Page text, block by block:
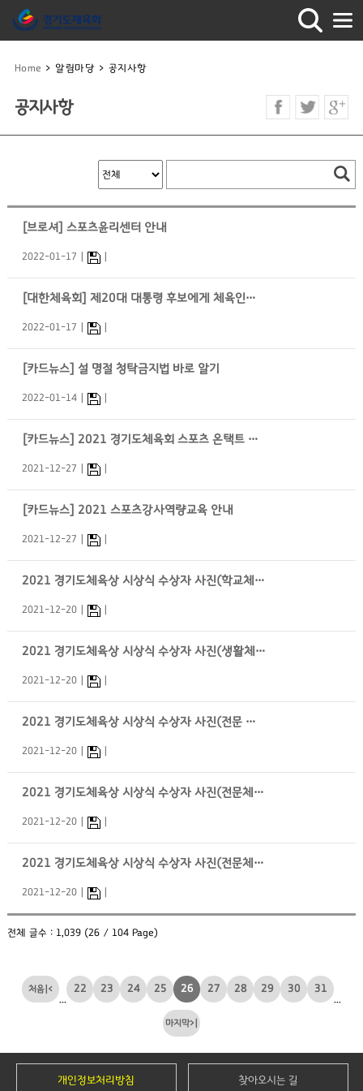
Home > 알림마당 > 공지사항
공지사항
[브로셔] 스포츠윤리센터 안내
2022-01-17
[대한체육회] 제20대 대통령 후보에게 체육인이 바란다
2022-01-17
[카드뉴스] 설 명절 청탁금지법 바로 알기
2022-01-14
[카드뉴스] 2021 경기도체육회 스포츠 온택트 잡페어(메타버스)
2021-12-27
[카드뉴스] 2021 스포츠강사역량교육 안내
2021-12-27
2021 경기도체육상 시상식 수상자 사진(학교체육 全 부문)
2021-12-20
2021 경기도체육상 시상식 수상자 사진(생활체육 全 부문)
2021-12-20
2021 경기도체육상 시상식 수상자 사진(전문 및 생활체육 공로상)
2021-12-20
2021 경기도체육상 시상식 수상자 사진(전문체육 지도자부문)
2021-12-20
2021 경기도체육상 시상식 수상자 사진(전문체육 선수부문)
2021-12-20
전체 글수 : 1,039 (26 / 104 Page)
|<
...
22 23 24 25 26 27 28 29 30 31
...
>|
개인정보처리방침 찾아오시는 길